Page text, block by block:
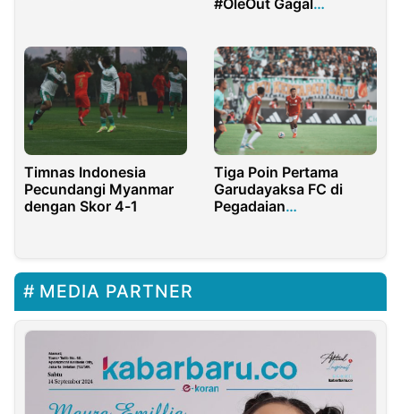
Timnas Indonesia
Pecundangi Myanmar
dengan Skor 4-1
Tiga Poin Pertama
Garudayaksa FC di
Pegadaian
MEDIA PARTNER